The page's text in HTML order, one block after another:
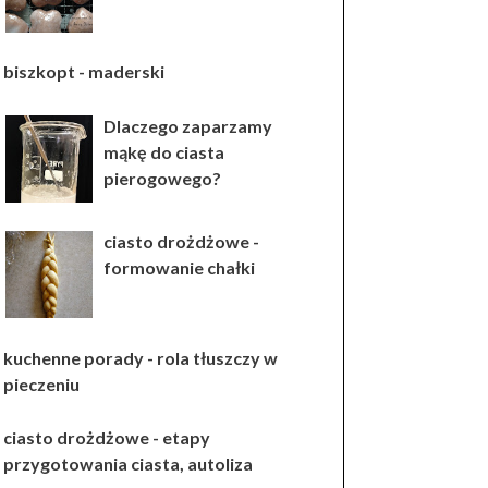
biszkopt - maderski
Dlaczego zaparzamy
mąkę do ciasta
pierogowego?
ciasto drożdżowe -
formowanie chałki
kuchenne porady - rola tłuszczy w
pieczeniu
ciasto drożdżowe - etapy
przygotowania ciasta, autoliza